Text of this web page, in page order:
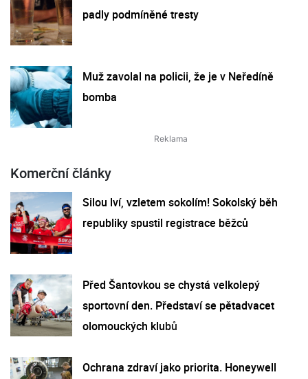
padly podmíněné tresty
Muž zavolal na policii, že je v Neředíně
bomba
Komerční články
Silou lví, vzletem sokolím! Sokolský běh
republiky spustil registrace běžců
Před Šantovkou se chystá velkolepý
sportovní den. Představí se pětadvacet
olomouckých klubů
Ochrana zdraví jako priorita. Honeywell